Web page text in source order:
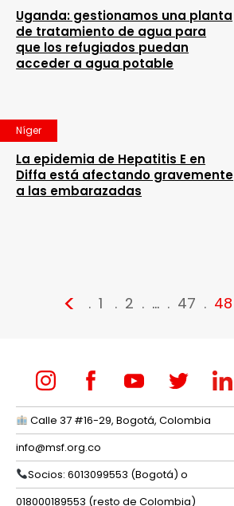
Uganda: gestionamos una planta
de tratamiento de agua para
que los refugiados puedan
acceder a agua potable
Níger
La epidemia de Hepatitis E en
Diffa está afectando gravemente
a las embarazadas
< 1 2 … 47 48
Calle 37 #16-29, Bogotá, Colombia
info@msf.org.co
Socios: 6013099553 (Bogotá) o
018000189553 (resto de Colombia)